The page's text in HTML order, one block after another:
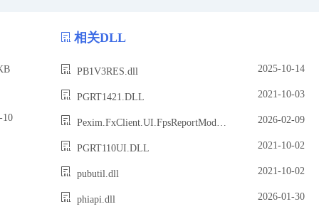
10
相关DLL
PB1V3RES.dll 2025-10-14
PGRT1421.DLL 2021-10-03
Pexim.FxClient.UI.FpsReportModule.dll 2026-02-09
PGRT110UI.DLL 2021-10-02
pubutil.dll 2021-10-02
phiapi.dll 2026-01-30